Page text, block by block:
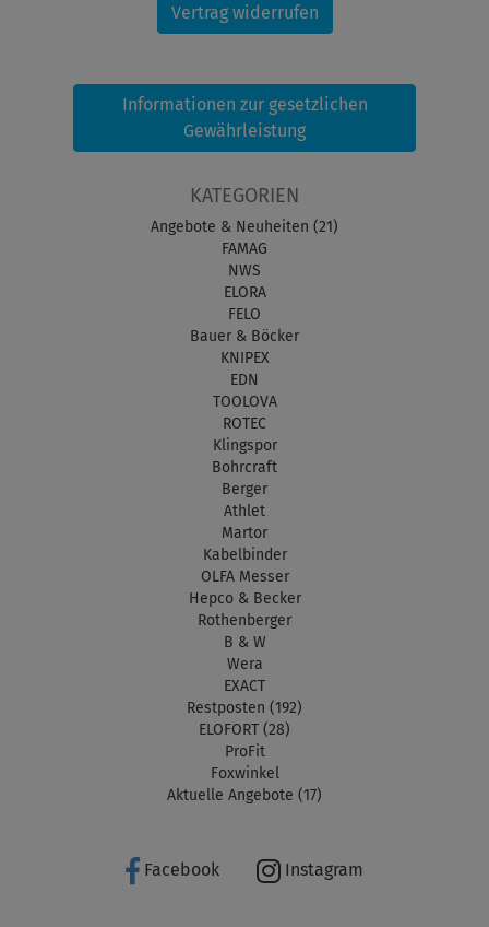
Vertrag widerrufen
Informationen zur gesetzlichen
Gewährleistung
KATEGORIEN
Angebote & Neuheiten (21)
FAMAG
NWS
ELORA
FELO
Bauer & Böcker
KNIPEX
EDN
TOOLOVA
ROTEC
Klingspor
Bohrcraft
Berger
Athlet
Martor
Kabelbinder
OLFA Messer
Hepco & Becker
Rothenberger
B & W
Wera
EXACT
Restposten (192)
ELOFORT (28)
ProFit
Foxwinkel
Aktuelle Angebote (17)
Facebook Instagram